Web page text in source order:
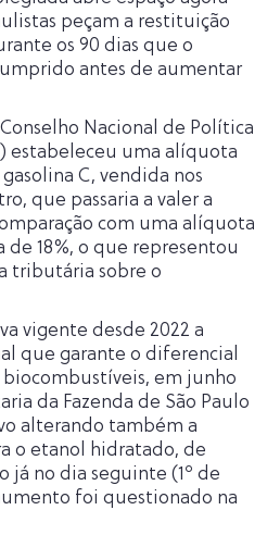
peçam a restituição
os 90 dias que o
antes de aumentar
Nacional de Política
estabeleceu uma alíquota
C, vendida nos
que passaria a valer a
com uma alíquota
de 18%, o que representou
tributária sobre o
vigente desde 2022 a
que garante o diferencial
em junho
da Fazenda de São Paulo
alterando também a
o etanol hidratado, de
já no dia seguinte (1º de
foi questionado na